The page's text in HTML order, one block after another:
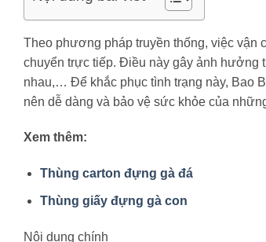
Theo phương pháp truyền thống, việc vận
chuyển trực tiếp. Điều này gây ảnh hưởng
nhau,… Để khắc phục tình trạng này, Bao
nên dễ dàng và bảo vệ sức khỏe của
Xem thêm:
Thùng carton đựng gà đá
Thùng giấy đựng gà con
Nội dung chính